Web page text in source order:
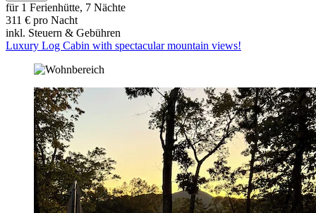
für 1 Ferienhütte, 7 Nächte
311 € pro Nacht
inkl. Steuern & Gebühren
Luxury Log Cabin with spectacular mountain views!